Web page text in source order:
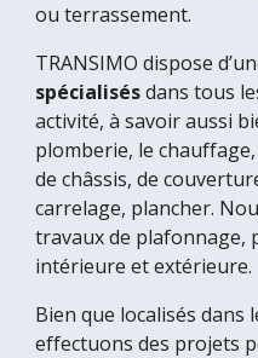
ou terrassement.
TRANSIMO dispose
spécialisés dans tous
activité, à savoir aussi
plomberie, le
de châssis, de
carrelage, plancher.
travaux de plafonnage,
intérieure et extérieure.
Bien que localisés dans
effectuons des projets